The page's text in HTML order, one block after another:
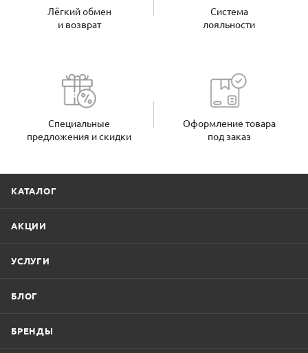
Лёгкий обмен
и возврат
Система
лояльности
Специальные
предложения и скидки
Оформление товара
под заказ
КАТАЛОГ
АКЦИИ
УСЛУГИ
БЛОГ
БРЕНДЫ